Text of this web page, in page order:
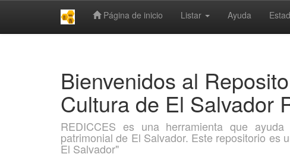
Página de inicio Listar Ayuda
Bienvenidos al
Cultura de El Salvador
REDICCES es una herramienta que
patrimonial de El Salvador. Este repositorio es
El Salvador"